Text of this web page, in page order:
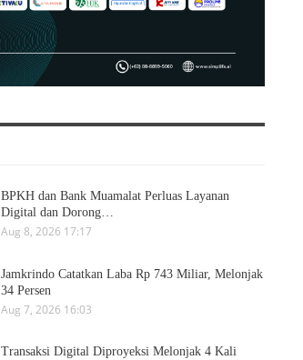
BPKH dan Bank Muamalat Perluas Layanan
Digital dan Dorong…
Aug 8, 2026 17:17
Jamkrindo Catatkan Laba Rp 743 Miliar, Melonjak
34 Persen
Aug 7, 2026 16:03
Transaksi Digital Diproyeksi Melonjak 4 Kali